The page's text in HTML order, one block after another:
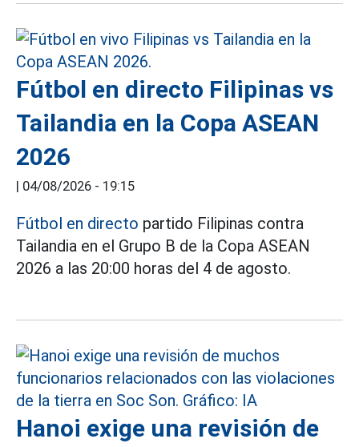
Fútbol en directo Filipinas vs
Tailandia en la Copa ASEAN
2026
| 04/08/2026 - 19:15
Fútbol en directo partido Filipinas contra
Tailandia en el Grupo B de la Copa ASEAN
2026 a las 20:00 horas del 4 de agosto.
Hanoi exige una revisión de